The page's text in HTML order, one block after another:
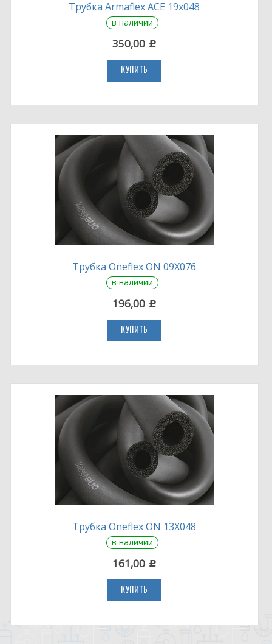
Трубка Armaflex ACE 19х048
в наличии
350,00 c
КУПИТЬ
Трубка Oneflex ON 09X076
в наличии
196,00 c
КУПИТЬ
Трубка Oneflex ON 13X048
в наличии
161,00 c
КУПИТЬ